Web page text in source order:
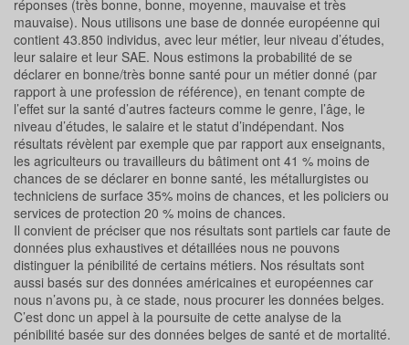
réponses (très bonne, bonne, moyenne, mauvaise et très
mauvaise). Nous utilisons une base de donnée européenne qui
contient 43.850 individus, avec leur métier, leur niveau d’études,
leur salaire et leur SAE. Nous estimons la probabilité de se
déclarer en bonne/très bonne santé pour un métier donné (par
rapport à une profession de référence), en tenant compte de
l’effet sur la santé d’autres facteurs comme le genre, l’âge, le
niveau d’études, le salaire et le statut d’indépendant. Nos
résultats révèlent par exemple que par rapport aux enseignants,
les agriculteurs ou travailleurs du bâtiment ont 41 % moins de
chances de se déclarer en bonne santé, les métallurgistes ou
techniciens de surface 35% moins de chances, et les policiers ou
services de protection 20 % moins de chances.
Il convient de préciser que nos résultats sont partiels car faute de
données plus exhaustives et détaillées nous ne pouvons
distinguer la pénibilité de certains métiers. Nos résultats sont
aussi basés sur des données américaines et européennes car
nous n’avons pu, à ce stade, nous procurer les données belges.
C’est donc un appel à la poursuite de cette analyse de la
pénibilité basée sur des données belges de santé et de mortalité.